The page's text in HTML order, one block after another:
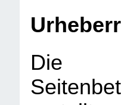
Die